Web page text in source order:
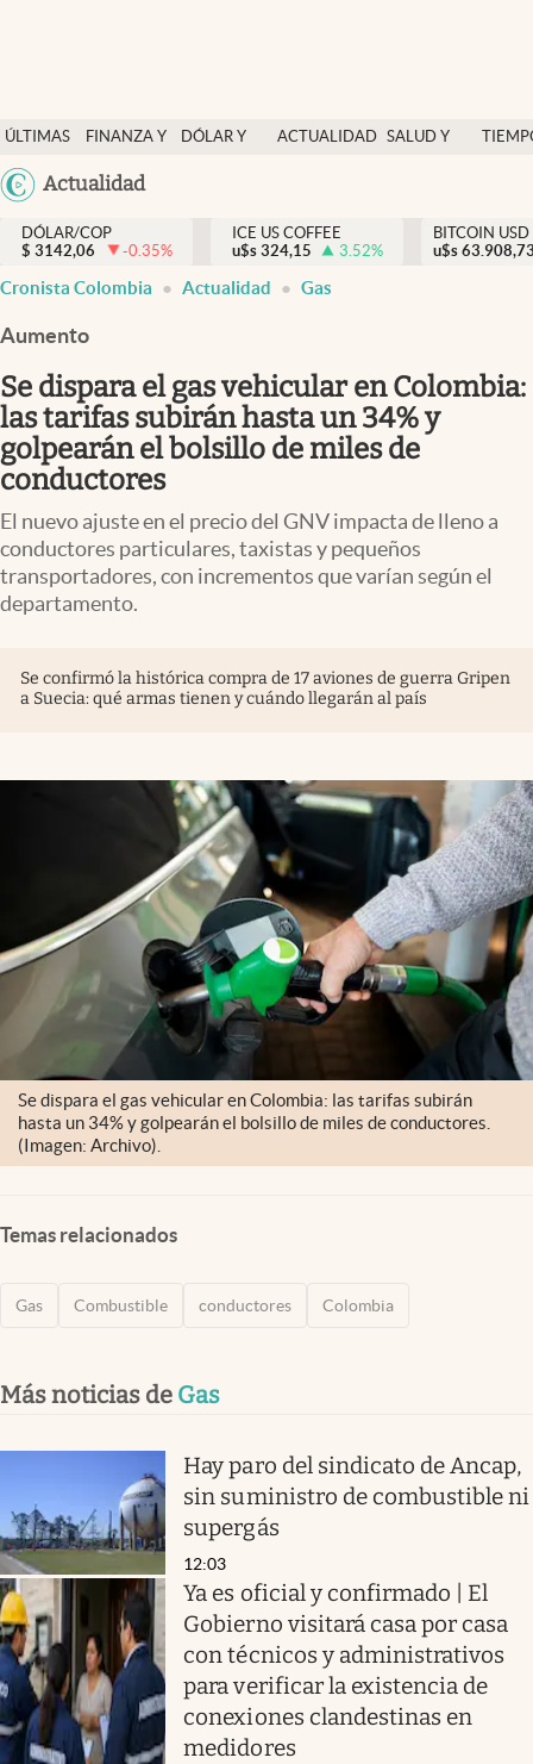
ÚLTIMAS
NOTICIAS
FINANZA Y
DÓLAR Y
ACTUALIDAD SALUD Y
México
Actualidad
Salud y nutrición
Vida espiritual
Actualidad
Colombia
DÓLAR/COP
$ 3142,06 -0.35%
ICE US COFFEE
u$s 324,15 3.52%
BITCOIN USD
u$s
Cronista Colombia Actualidad Gas
Aumento
Se dispara el gas vehicular en Colombia:
las tarifas subirán hasta un 34% y
golpearán el bolsillo de miles de
conductores
El nuevo ajuste en el precio del GNV impacta de lleno a
conductores particulares, taxistas y pequeños
transportadores, con incrementos que varían según el
departamento.
Se confirmó la histórica compra de 17 aviones de guerra Gripen
a Suecia: qué armas tienen y cuándo llegarán al país
Se dispara el gas vehicular en Colombia: las tarifas subirán
hasta un 34% y golpearán el bolsillo de miles de conductores.
(Imagen: Archivo).
Temas relacionados
Gas Combustible conductores Colombia
Más noticias de Gas
Hay paro del sindicato de Ancap,
sin suministro de combustible ni
supergás
12:03
Ya es oficial y confirmado | El
Gobierno visitará casa por casa
con técnicos y administrativos
para verificar la existencia de
conexiones clandestinas en
medidores